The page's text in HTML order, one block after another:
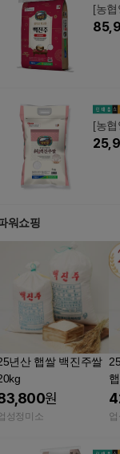
[농
[농
워쇼핑
년산 햅쌀 백진주쌀
원
성정미소